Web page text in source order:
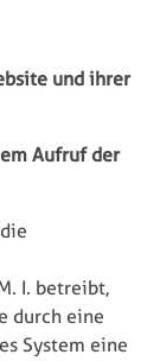
und ihrer
Aufruf der
I. betreibt,
durch eine
System eine